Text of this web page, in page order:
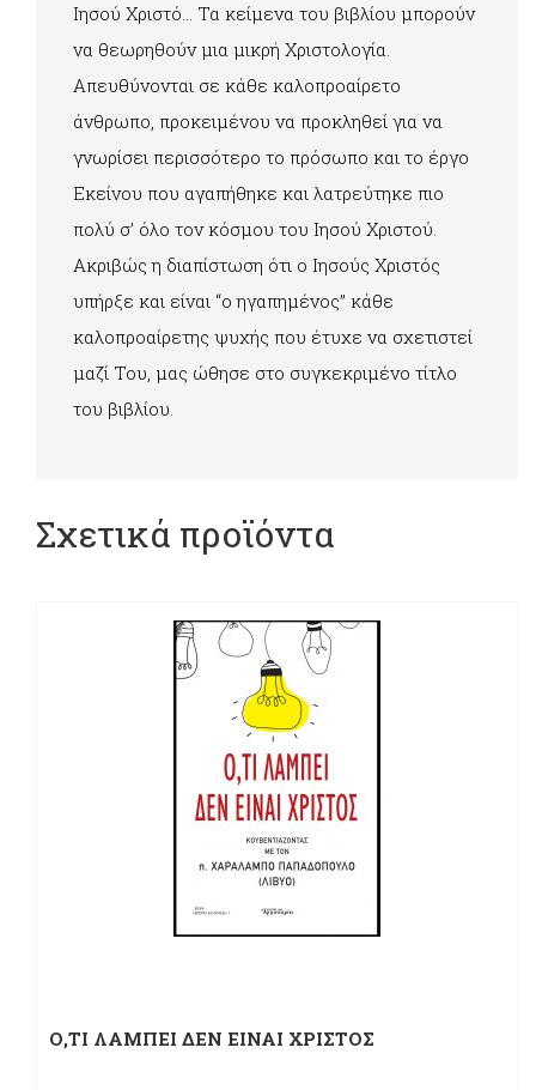
Ιησού Χριστό… Τα κείμενα του βιβλίου μπορούν
να θεωρηθούν μια μικρή Χριστολογία.
Απευθύνονται σε κάθε καλοπροαίρετο
άνθρωπο, προκειμένου να προκληθεί για να
γνωρίσει περισσότερο το πρόσωπο και το έργο
Εκείνου που αγαπήθηκε και λατρεύτηκε πιο
πολύ σ’ όλο τον κόσμου του Ιησού Χριστού.
Ακριβώς η διαπίστωση ότι ο Ιησούς Χριστός
υπήρξε και είναι “ο ηγαπημένος” κάθε
καλοπροαίρετης ψυχής που έτυχε να σχετιστεί
μαζί Του, μας ώθησε στο συγκεκριμένο τίτλο
του βιβλίου.
Σχετικά προϊόντα
Ο,ΤΙ ΛΑΜΠΕΙ ΔΕΝ ΕΙΝΑΙ ΧΡΙΣΤΟΣ